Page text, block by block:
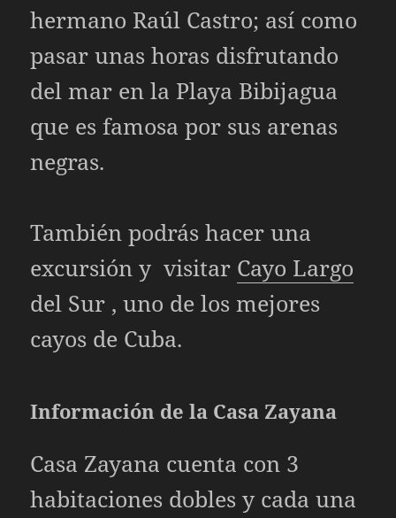
hermano Raúl Castro; así como
pasar unas horas disfrutando
del mar en la Playa Bibijagua
que es famosa por sus arenas
negras.
También podrás hacer una
excursión y visitar Cayo Largo
del Sur , uno de los mejores
cayos de Cuba.
Información de la Casa Zayana
Casa Zayana cuenta con 3
habitaciones dobles y cada una